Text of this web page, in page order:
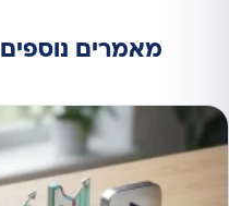
מאמרים נוספים